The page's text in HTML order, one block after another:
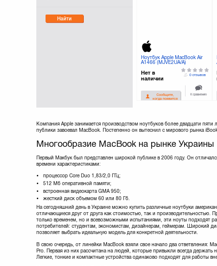
Найти
Ноутбук Apple MacBook Air
A1466 (MJVE2UA/A)
Нет в
наличии
Сообщите,
когда появится
0 отзывов
К сравнению
Компания Apple занимается производством ноутбуков более двадцати
публики завоевал MacBook. Постепенно он вытеснил с мирового рынка
Многообразие MacBook на рынке Украины
Первый Макбук был представлен широкой публике в 2006 году. Он
времени характеристиками:
процессор Core Duo 1,83/2,0 ГГц;
512 Мб оперативной памяти;
встроенная видеокарта GMA 950;
жесткий диск объемом 60 или 80 Гб.
На сегодняшний день в Украине можно купить различные ноутбуки
отличающиеся друг от друга как стоимостью, так и производительностью.
только временем, но и всевозможными испытаниями, эти ноуты подходят
потребителей: студентам, экономистам, дизайнерам, геймерам. Широкий
позволяет выбрать идеальную модель для конкретной деятельности.
В свою очередь, от линейки MacBook взяли свое начало два ответвления:
Pro. Первая из них рассчитана на людей, которые привыкли всегда держать
Легкие, тонкие и компактные устройства одинаково подходят для работы